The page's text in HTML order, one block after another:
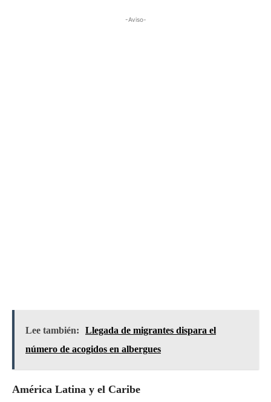
-Aviso-
Lee también:
Llegada de migrantes dispara el
número de acogidos en albergues
América Latina y el Caribe